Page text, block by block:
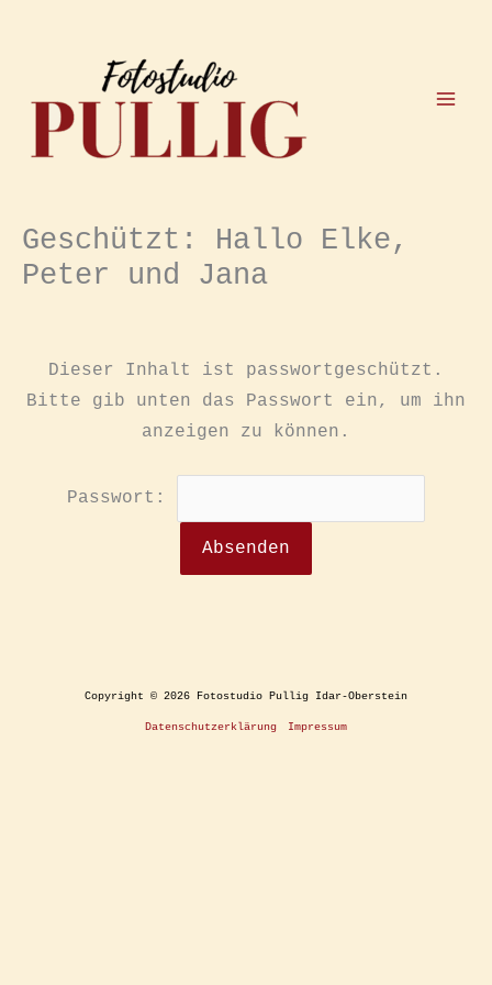
Geschützt: Hallo Elke,
Peter und Jana
Dieser Inhalt ist passwortgeschützt.
Bitte gib unten das Passwort ein, um ihn
anzeigen zu können.
Passwort:
Copyright © 2026 Fotostudio Pullig Idar-Oberstein
Datenschutzerklärung Impressum